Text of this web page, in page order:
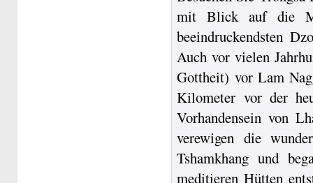
mit Blick auf die
beeindruckendsten
Auch vor vielen
Gottheit) vor Lam
Kilometer vor der
Vorhandensein von
verewigen die
Tshamkhang und
meditieren Hütten